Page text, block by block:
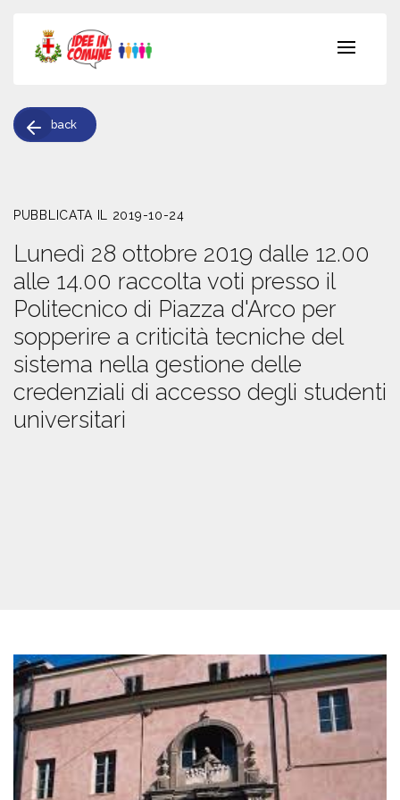
back
PUBBLICATA IL 2019-10-24
Lunedì 28 ottobre 2019 dalle 12.00
alle 14.00 raccolta voti presso il
Politecnico di Piazza d'Arco per
sopperire a criticità tecniche del
sistema nella gestione delle
credenziali di accesso degli studenti
universitari